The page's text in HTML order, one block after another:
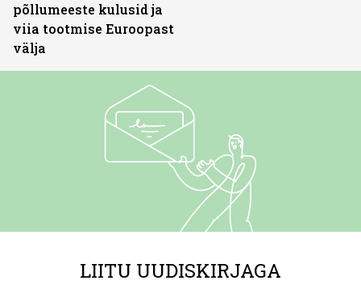
põllumeeste kulusid ja
viia tootmise Euroopast
välja
LIITU UUDISKIRJAGA